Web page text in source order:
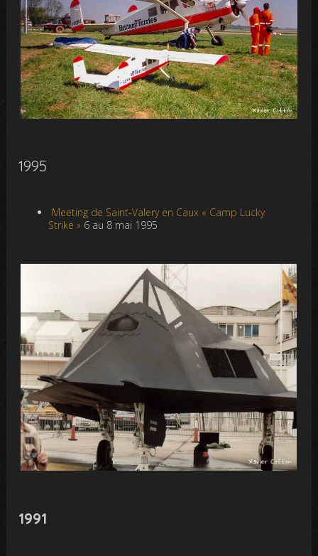
1995
Meeting de Saint-Valery en Caux « Camp Lucky
Strike » 6 au 8 mai 1995
1991